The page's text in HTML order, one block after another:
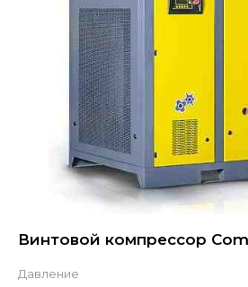
Винтовой компрессор
Давление